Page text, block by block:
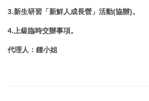
3.新生研習「新鮮人成長營」活動(協辦)。
4. 上級臨時交辦事項。
代理人 ：鍾小姐